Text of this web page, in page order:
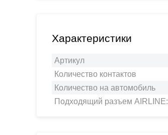
Характеристики
Артикул
Количество контактов
Количество на автомобиль
Подходящий разъем AIRLINE: